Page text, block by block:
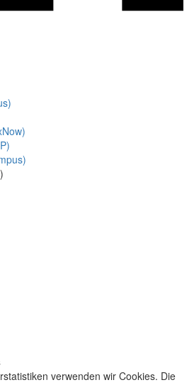
)
verwenden wir Cookies. Die